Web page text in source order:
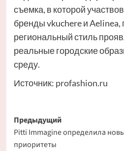
съемка, в которой
бренды vkuchere и Aelinea,
региональный стиль
реальные городские
среду.
Источник: profashion.ru
Навигация
записи
Предыдущий
Pitti Immagine определила
приоритеты